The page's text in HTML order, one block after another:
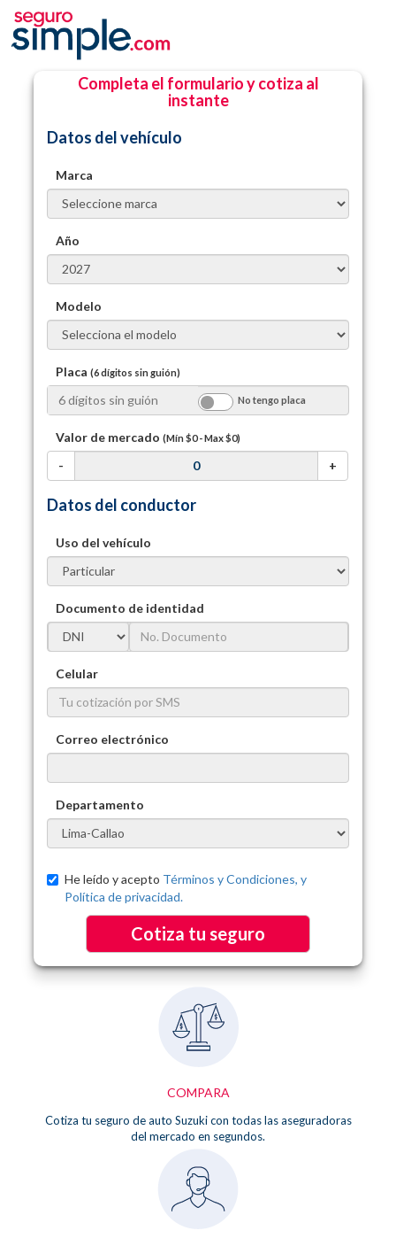
Completa el formulario y cotiza al
instante
Datos del vehículo
Marca
Año
Modelo
Placa(6 dígitos sin guión)
No tengo placa
Valor de mercado(Mín$0- Max$0)
- +
Datos del conductor
Uso del vehículo
Documento de identidad
Celular
Correo electrónico
Departamento
He leído y acepto Términos y Condiciones, y
Política de privacidad.
Cotiza tu seguro
COMPARA
Cotiza tu seguro de auto Suzuki con todas las aseguradoras
del mercado en segundos.